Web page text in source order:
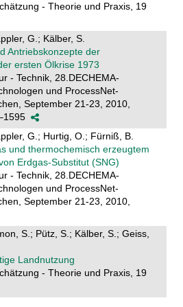
- Theorie und Praxis, 19
G.; Kälber, S.
Antriebskonzepte der
ersten Ölkrise 1973
- Technik, 28.DECHEMA-
und ProcessNet-
September 21-23, 2010,
G.; Hurtig, O.; Fürniß, B.
und thermochemisch erzeugtem
Erdgas-Substitut (SNG)
- Technik, 28.DECHEMA-
und ProcessNet-
September 21-23, 2010,
S.; Pütz, S.; Kälber, S.; Geiss,
Landnutzung
- Theorie und Praxis, 19